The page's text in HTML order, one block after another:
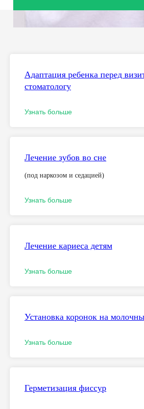
Адаптация ребенка перед
стоматологу
Узнать больше
Лечение зубов во сне
(под наркозом и седацией)
Узнать больше
Лечение кариеса детям
Узнать больше
Установка коронок на
Узнать больше
Герметизация фиссур